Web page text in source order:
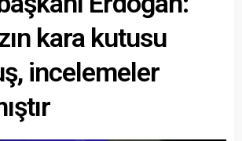
kara kutusu
incelemeler